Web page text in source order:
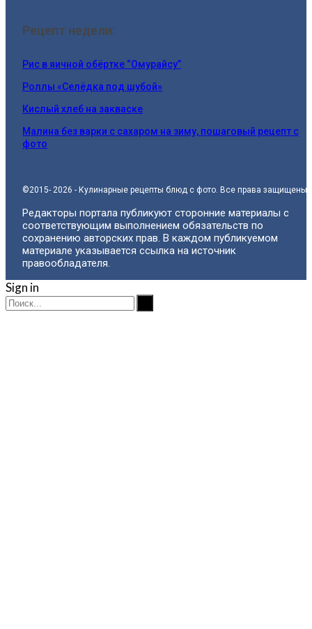
Рецепт недели:
Рис в яичной обёртке “Омурайсу”
Роллы «Селёдка под шубой»
Кислый хлеб на закваске
Малина без варки с сахаром на зиму, пошаговый рецепт с
фото
©2015- 2026 - Кулинарные рецепты блюд с фото. Все права защищены.
Редакторы портала публикуют сторонние материалы с
соответствующим выполнением обязательств по
сохранению авторских прав. В каждом публикуемом
материале указывается ссылка на источник
правообладателя.
Sign in